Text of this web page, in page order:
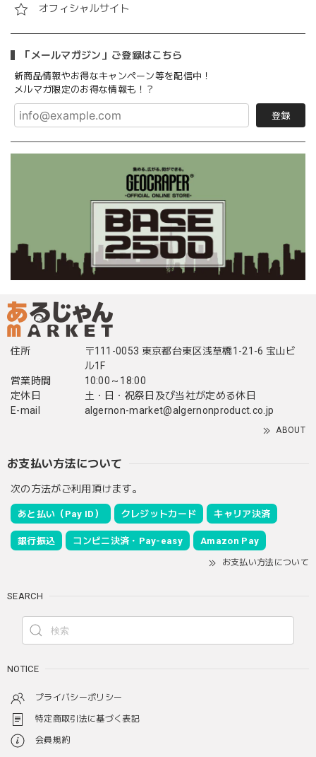
オフィシャルサイト
「メールマガジン」ご登録はこちら
新商品情報やお得なキャンペーン等を配信中！
メルマガ限定のお得な情報も！？
登録
住所
〒111-0053 東京都台東区浅草橋1-21-6 宝山ビ
ル1F
営業時間
10:00～18:00
定休日
土・日・祝祭日及び当社が定める休日
E-mail
algernon-market@algernonproduct.co.jp
ABOUT
お支払い方法について
次の方法がご利用頂けます。
あと払い（Pay ID） クレジットカード キャリア決済
銀行振込 コンビニ決済・Pay-easy Amazon Pay
お支払い方法について
SEARCH
NOTICE
プライバシーポリシー
特定商取引法に基づく表記
会員規約